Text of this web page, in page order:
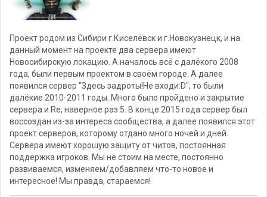
Проект родом из Сибири г.Киселёвск и г.Новокузнецк, и на
данный момент на проекте два сервера имеют
Новосибирскую локацию. А началось всё с далёкого 2008
года, были первым проектом в своём городе. А далее
появился сервер "Здесь задроты!Не входи:D", то были
далёкие 2010-2011 годы. Много было пройдено и закрытие
сервера и Re, наверное раз 5. В конце 2015 года сервер был
воссоздан из-за интереса сообщества, а далее появился этот
проект серверов, которому отдано много ночей и дней.
Сервера имеют хорошую защиту от читов, постоянная
поддержка игроков. Мы не стоим на месте, постоянно
развиваемся, изменяем/добавляем что-то новое и
интересное! Мы правда, стараемся!